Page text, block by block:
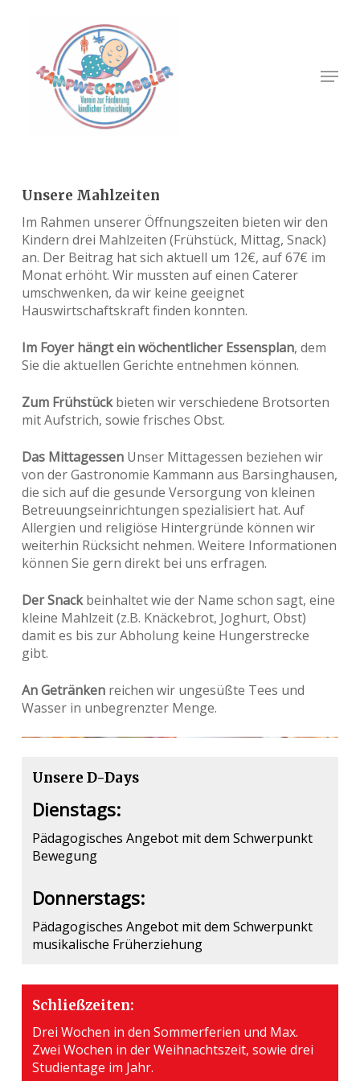
content
Menu
Unsere Mahlzeiten
Im Rahmen unserer Öffnungszeiten bieten wir den
Kindern drei Mahlzeiten (Frühstück, Mittag, Snack)
an. Der Beitrag hat sich aktuell um 12€, auf 67€ im
Monat erhöht. Wir mussten auf einen Caterer
umschwenken, da wir keine geeignet
Hauswirtschaftskraft finden konnten.
Im Foyer hängt ein wöchentlicher Essensplan, dem
Sie die aktuellen Gerichte entnehmen können.
Zum Frühstückbieten wir verschiedene Brotsorten
mit Aufstrich, sowie frisches Obst.
Das MittagessenUnser Mittagessen beziehen wir
von der Gastronomie Kammann aus Barsinghausen,
die sich auf die gesunde Versorgung von kleinen
Betreuungseinrichtungen spezialisiert hat. Auf
Allergien und religiöse Hintergründe können wir
weiterhin Rücksicht nehmen. Weitere Informationen
können Sie gern direkt bei uns erfragen.
Der Snackbeinhaltet wie der Name schon sagt, eine
kleine Mahlzeit (z.B. Knäckebrot, Joghurt, Obst)
damit es bis zur Abholung keine Hungerstrecke
gibt.
An Getränkenreichen wir ungesüßte Tees und
Wasser in unbegrenzter Menge.
Unsere D-Days
Dienstags:
Pädagogisches Angebot mit dem Schwerpunkt
Bewegung
Donnerstags:
Pädagogisches Angebot mit dem Schwerpunkt
musikalische Früherziehung
Schließzeiten:
Drei Wochen in den Sommerferien und Max.
Zwei Wochen in der Weihnachtszeit, sowie drei
Studientage im Jahr.